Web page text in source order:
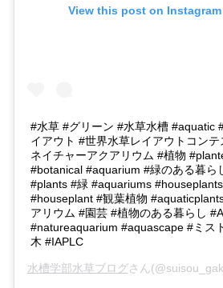
View this post on Instagram
#水草 #グリーン #水草水槽 #aquatic
イアウト #世界水草レイアウトコンテ
ネイチャーアクアリウム #植物
#botanical #aquarium #緑のある暮ら
#plants #緑 #aquariums #houseplants
#houseplant #観葉植物
アリウム #園芸 #植物のある暮らし
#natureaquarium #aquascape #ミス
木 #IAPLC
水槽学部水草ブログさん(@suisou_gakubu)がシェア